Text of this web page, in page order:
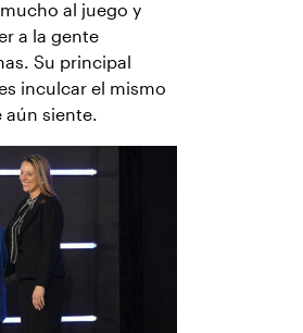
al juego y
a la gente
Su principal
inculcar el mismo
aún siente.